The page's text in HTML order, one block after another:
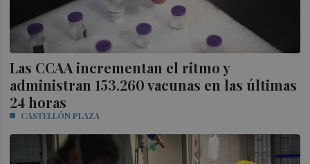
Las CCAA incrementan el ritmo y
administran 153.260 vacunas en las últimas
24 horas
CASTELLÓN PLAZA